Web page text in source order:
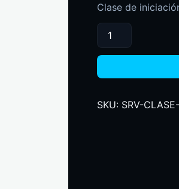
Clase de
SKU: SRV-